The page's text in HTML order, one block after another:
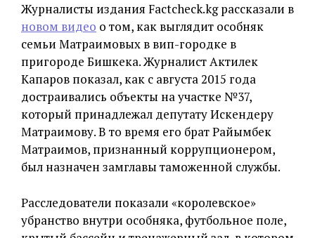
Журналисты издания Factcheck.kg рассказали в
новом видео о том, как выглядит особняк
семьи Матраимовых в вип-городке в
пригороде Бишкека. Журналист Актилек
Капаров показал, как с августа 2015 года
достраивались объекты на участке №37,
который принадлежал депутату Искендеру
Матраимову. В то время его брат Райымбек
Матраимов, признанный коррупционером,
был назначен замглавы таможенной службы.
Расследователи показали «королевское»
убранство внутри особняка, футбольное поле,